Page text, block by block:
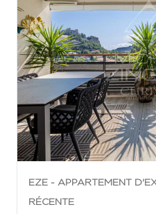
EZE - APPARTEMENT
RÉCENTE